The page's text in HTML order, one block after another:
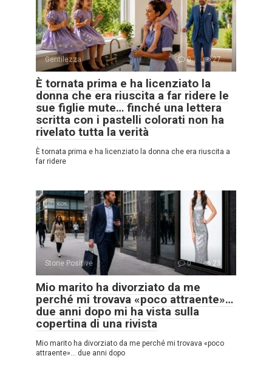
Gentilezza 0 27
È tornata prima e ha licenziato la
donna che era riuscita a far ridere le
sue figlie mute… finché una lettera
scritta con i pastelli colorati non ha
rivelato tutta la verità
È tornata prima e ha licenziato la donna che era riuscita a
far ridere
Storie Positive 0 23
Mio marito ha divorziato da me
perché mi trovava «poco attraente»…
due anni dopo mi ha vista sulla
copertina di una rivista
Mio marito ha divorziato da me perché mi trovava «poco
attraente»… due anni dopo